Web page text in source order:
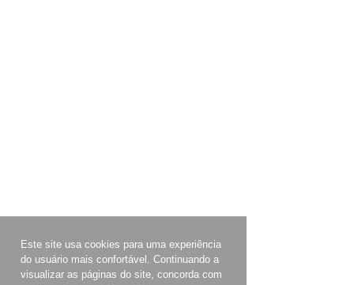
Este site usa cookies para uma experiência
do usuário mais confortável. Continuando a
visualizar as páginas do site, concorda com